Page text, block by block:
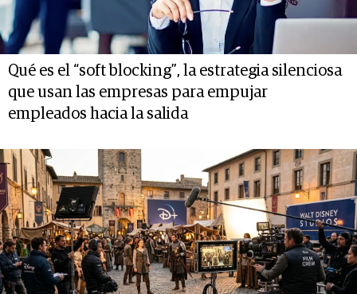
Qué es el “soft blocking”, la estrategia silenciosa
que usan las empresas para empujar
empleados hacia la salida